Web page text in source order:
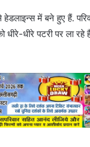
में बने हुए हैं.
धीरे पटरी पर ला रहे